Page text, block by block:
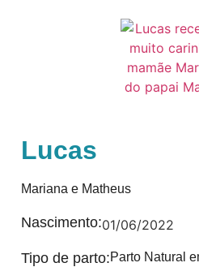
Lucas
Mariana e Matheus
Nascimento:01/06/2022
Tipo de parto:Parto Natural